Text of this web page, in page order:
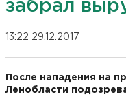
забрал
13:22 29.12.2017
После нападения на
Ленобласти